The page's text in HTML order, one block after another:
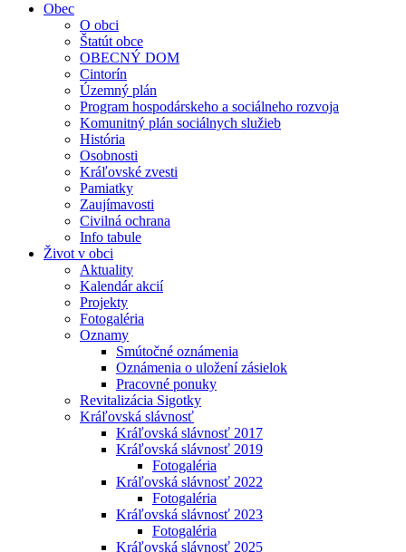
Obec
O obci
Štatút obce
OBECNÝ DOM
Cintorín
Územný plán
Program hospodárskeho a sociálneho rozvoja
Komunitný plán sociálnych služieb
História
Osobnosti
Kráľovské zvesti
Pamiatky
Zaujímavosti
Civilná ochrana
Info tabule
Život v obci
Aktuality
Kalendár akcií
Projekty
Fotogaléria
Oznamy
Smútočné oznámenia
Oznámenia o uložení zásielok
Pracovné ponuky
Revitalizácia Sigotky
Kráľovská slávnosť
Kráľovská slávnosť 2017
Kráľovská slávnosť 2019
Fotogaléria
Kráľovská slávnosť 2022
Fotogaléria
Kráľovská slávnosť 2023
Fotogaléria
Kráľovská slávnosť 2025